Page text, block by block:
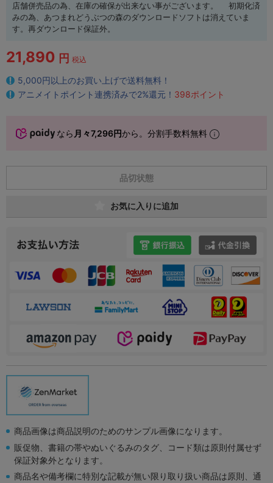
店舗併売品の為、在庫の確保が出来ない事がございます。 初期化済
みの為、あつまれどうぶつの森のダウンロードソフトは消えていま
す。再ダウンロード保証外。
21,890 円 税込
5,000円以上のお買い上げで送料無料！
アニメイトポイント連携済みで2%還元！ 398ポイント
なら 月々7,296円から。分割手数料無料
品切状態
お気に入りに追加
商品画像は商品説明のためのサンプル画像になります。
販促物、書籍の帯やぬいぐるみのタグ、コード類は原則付属せず
保証対象外となります。
商品名や備考欄に特別な記載が無い限り取り扱い商品は原則、通